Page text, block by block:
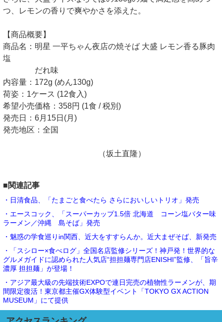
つ、レモンの香りで爽やかさを添えた。
【商品概要】
商品名：明星 一平ちゃん夜店の焼そば 大盛 レモン香る豚肉
塩
だれ味
内容量：172g (めん130g)
荷姿：1ケース (12食入)
希望小売価格：358円 (1食 / 税別)
発売日：6月15日(月)
発売地区：全国
（坂土直隆）
■関連記事
・日清食品、「たまごと食べたら さらにおいしいトリオ」発売
・エースコック、「スーパーカップ1.5倍 北海道 コーン塩バター味
ラーメン／沖縄 島そば」発売
・魅惑の学食巡りin関西、近大をすすらんか。近大まぜそば、新発売
・「スシロー×食べログ」全国名店監修シリーズ！神戸発！世界的な
グルメガイドに認められた人気店“担担麺専門店ENISHI”監修、「旨辛
濃厚 担担麺」が登場！
・アジア最大級の先端技術EXPOで連日完売の植物性ラーメンが、期
間限定復活！東京都主催GX体験型イベント「TOKYO GX ACTION
MUSEUM」にて提供